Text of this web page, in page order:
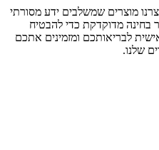
מוצרים שמשלבים ידע מסורתי
מדוקדקת כדי להבטיח
לבריאותכם ומזמינים אתכם
שלנו.